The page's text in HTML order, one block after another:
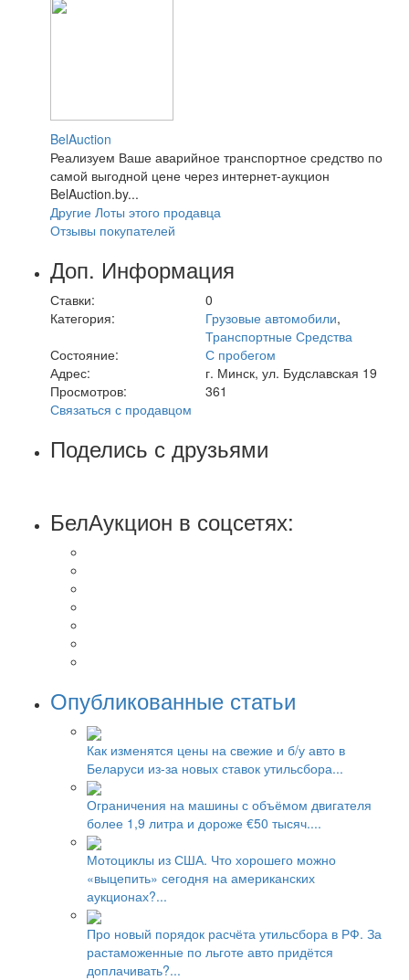
BelAuction
Реализуем Ваше аварийное транспортное средство по
самой выгодной цене через интернет-аукцион
BelAuction.by...
Другие Лоты этого продавца
Отзывы покупателей
Доп. Информация
Ставки:
0
Категория:
Грузовые автомобили,
Транспортные Средства
Состояние:
С пробегом
Адрес:
г. Минск, ул. Будславская 19
Просмотров:
361
Связаться с продавцом
Поделись с друзьями
БелАукцион в соцсетях:
Опубликованные статьи
Как изменятся цены на свежие и б/у авто в
Беларуси из-за новых ставок утильсбора...
Ограничения на машины с объёмом двигателя
более 1,9 литра и дороже €50 тысяч....
Мотоциклы из США. Что хорошего можно
«выцепить» сегодня на американских
аукционах?...
Про новый порядок расчёта утильсбора в РФ. За
растаможенные по льготе авто придётся
доплачивать?...